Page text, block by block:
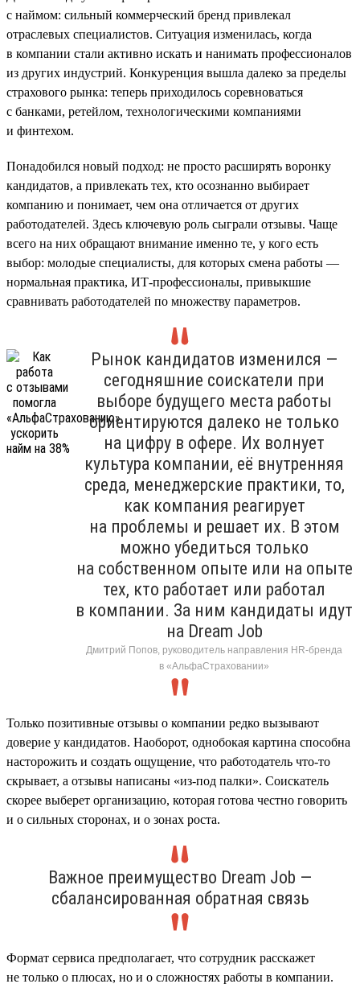
с наймом: сильный коммерческий бренд привлекал
отраслевых специалистов. Ситуация изменилась, когда
в компании стали активно искать и нанимать профессионалов
из других индустрий. Конкуренция вышла далеко за пределы
страхового рынка: теперь приходилось соревноваться
с банками, ретейлом, технологическими компаниями
и финтехом.
Понадобился новый подход: не просто расширять воронку
кандидатов, а привлекать тех, кто осознанно выбирает
компанию и понимает, чем она отличается от других
работодателей. Здесь ключевую роль сыграли отзывы. Чаще
всего на них обращают внимание именно те, у кого есть
выбор: молодые специалисты, для которых смена работы —
нормальная практика, ИТ-профессионалы, привыкшие
сравнивать работодателей по множеству параметров.
Рынок кандидатов изменился —
сегодняшние соискатели при
выборе будущего места работы
ориентируются далеко не только
на цифру в офере. Их волнует
культура компании, её внутренняя
среда, менеджерские практики, то,
как компания реагирует
на проблемы и решает их. В этом
можно убедиться только
на собственном опыте или на опыте
тех, кто работает или работал
в компании. За ним кандидаты идут
на Dream Job
Дмитрий Попов, руководитель направления HR-бренда
в «АльфаСтраховании»
Только позитивные отзывы о компании редко вызывают
доверие у кандидатов. Наоборот, однобокая картина способна
насторожить и создать ощущение, что работодатель что-то
скрывает, а отзывы написаны «из-под палки». Соискатель
скорее выберет организацию, которая готова честно говорить
и о сильных сторонах, и о зонах роста.
Важное преимущество Dream Job —
сбалансированная обратная связь
Формат сервиса предполагает, что сотрудник расскажет
не только о плюсах, но и о сложностях работы в компании.